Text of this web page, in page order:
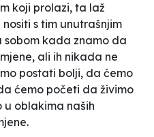
koji prolazi, ta laž
s tim unutrašnjim
kada znamo da
ali ih nikada ne
postati bolji, da ćemo
ćemo početi da živimo
u oblakima naših